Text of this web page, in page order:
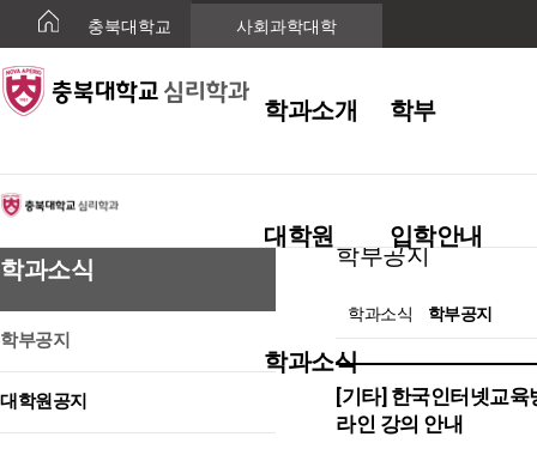
충북대학교 사회과학대학
학과소개 학부
대학원 입학안내
학과소식
학과소식
학부공지
대학원공지
학부공지
학과소식 학부공지
[기타] 한국인터넷교육
라인 강의 안내